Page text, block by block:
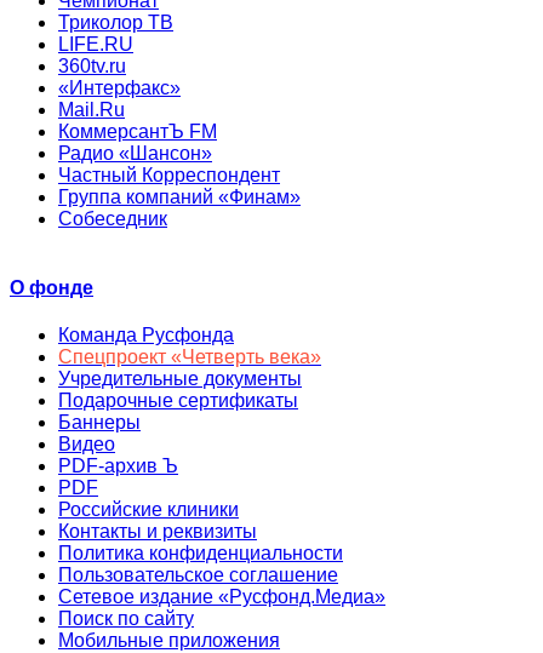
Триколор ТВ
LIFE.RU
360tv.ru
«Интерфакс»
Mail.Ru
КоммерсантЪ FM
Радио «Шансон»
Частный Корреспондент
Группа компаний «Финам»
Собеседник
О фонде
Команда Русфонда
Спецпроект «Четверть века»
Учредительные документы
Подарочные сертификаты
Баннеры
Видео
PDF-архив Ъ
PDF
Российские клиники
Контакты и реквизиты
Политика конфиденциальности
Пользовательское соглашение
Сетевое издание «Русфонд.Медиа»
Поиск по сайту
Мобильные приложения